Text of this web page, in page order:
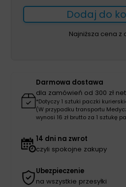
Dodaj do
Najniższa cena z
Darmowa dostawa
dla zamówień od 300 zł
*Dotyczy 1 sztuki paczki
(W przypadku transportu
wynosi 16 zł brutto za 1 sztukę
14 dni na zwrot
czyli spokojne zakupy
Ubezpieczenie
na wszystkie przesyłki